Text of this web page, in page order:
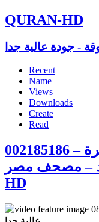
QURAN-HD
- جودة عالية جدا
Recent
Name
Views
Downloads
Create
Read
002185186 آيات الصيام من سورة البقرة –
– مصحف مصر
HD